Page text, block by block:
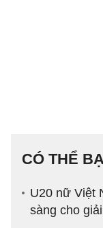
CÓ THỂ
U20 nữ Việt
sàng cho